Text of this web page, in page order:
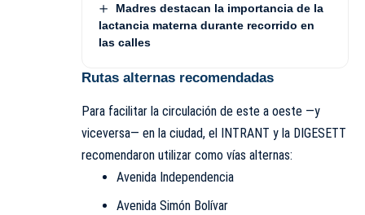
Madres destacan la importancia de la
lactancia materna durante recorrido en
las calles
Rutas alternas recomendadas
Para facilitar la circulación de este a oeste —y
viceversa— en la ciudad, el INTRANT y la DIGESETT
recomendaron utilizar como vías alternas:
Avenida Independencia
Avenida Simón Bolívar